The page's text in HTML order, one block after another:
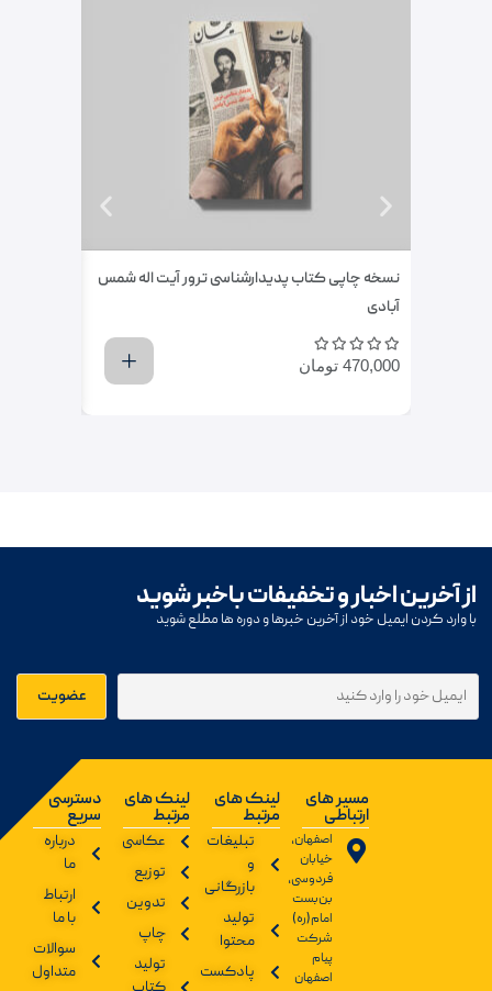
نسخه چاپی کتاب پدیدارشناسی ترور آيت اله شمس
آبادی
470,000 تومان
اضافه کردن به سبد خرید
از آخرین اخبار و تخفیفات باخبر شوید
با وارد کردن ایمیل خود از آخرین خبرها و دوره ها مطلع شوید
مسیر های
ارتباطی
اصفهان،
خیابان
فردوسی،
بن‌بست
امام(ره)
شرکت
پیام
اصفهان
لینک های
مرتبط
تبلیغات
و
بازرگانی
تولید
محتوا
پادکست
لینک های
مرتبط
عکاسی
توزیع
تدوین
چاپ
تولید
دسترسی
سریع
درباره
ما
ارتباط
با ما
سوالات
متداول